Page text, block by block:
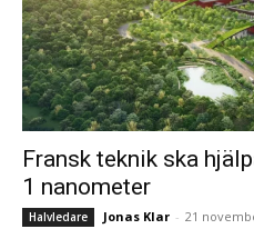
Fransk teknik ska
1 nanometer
Halvledare Jonas Klar - 21